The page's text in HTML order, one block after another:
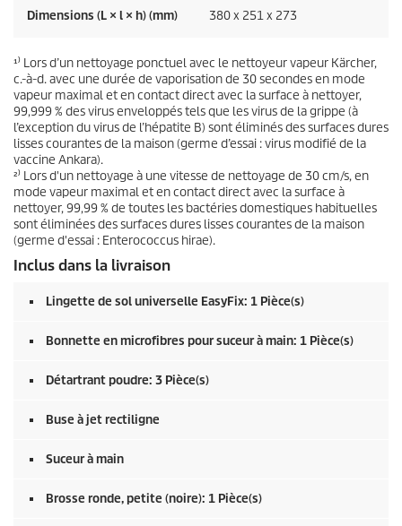
Dimensions (L × l × h) (mm) 380 x 251 x 273
¹⁾ Lors d’un nettoyage ponctuel avec le nettoyeur vapeur Kärcher,
c.-à-d. avec une durée de vaporisation de 30 secondes en mode
vapeur maximal et en contact direct avec la surface à nettoyer,
99,999 % des virus enveloppés tels que les virus de la grippe (à
l’exception du virus de l’hépatite B) sont éliminés des surfaces dures
lisses courantes de la maison (germe d’essai : virus modifié de la
vaccine Ankara).
²⁾ Lors d'un nettoyage à une vitesse de nettoyage de 30 cm/s, en
mode vapeur maximal et en contact direct avec la surface à
nettoyer, 99,99 % de toutes les bactéries domestiques habituelles
sont éliminées des surfaces dures lisses courantes de la maison
(germe d'essai : Enterococcus hirae).
Inclus dans la livraison
Lingette de sol universelle EasyFix: 1 Pièce(s)
Bonnette en microfibres pour suceur à main: 1 Pièce(s)
Détartrant poudre: 3 Pièce(s)
Buse à jet rectiligne
Suceur à main
Brosse ronde, petite (noire): 1 Pièce(s)